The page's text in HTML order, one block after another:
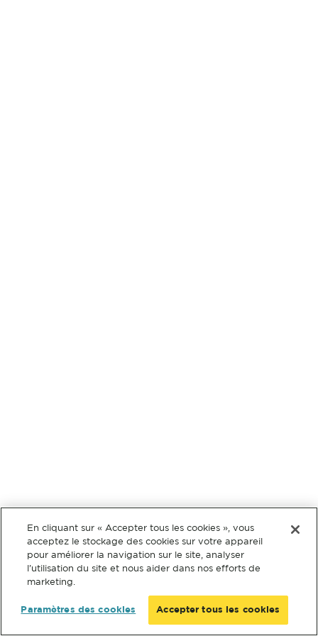
En cliquant sur « Accepter tous les cookies », vous
acceptez le stockage des cookies sur votre appareil
pour améliorer la navigation sur le site, analyser
l’utilisation du site et nous aider dans nos efforts de
marketing.
Paramètres des cookies Accepter tous les cookies